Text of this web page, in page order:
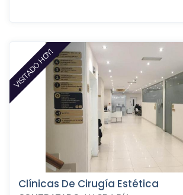
VISITADO HOY!
Clínicas De Cirugía Estética